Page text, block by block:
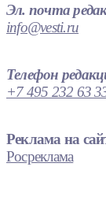
Эл. почта
info@vesti.ru
Телефон
+7 495 232 63
Реклама на
Росреклама